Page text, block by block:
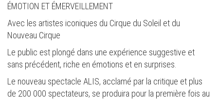
ÉMOTION ET ÉMERVEILLEMENT
Avec les artistes iconiques du Cirque du Soleil et du
Nouveau Cirque
Le public est plongé dans une expérience suggestive et
sans précédent, riche en émotions et en surprises.
Le nouveau spectacle ALIS, acclamé par la critique et plus
de 200 000 spectateurs, se produira pour la première fois au